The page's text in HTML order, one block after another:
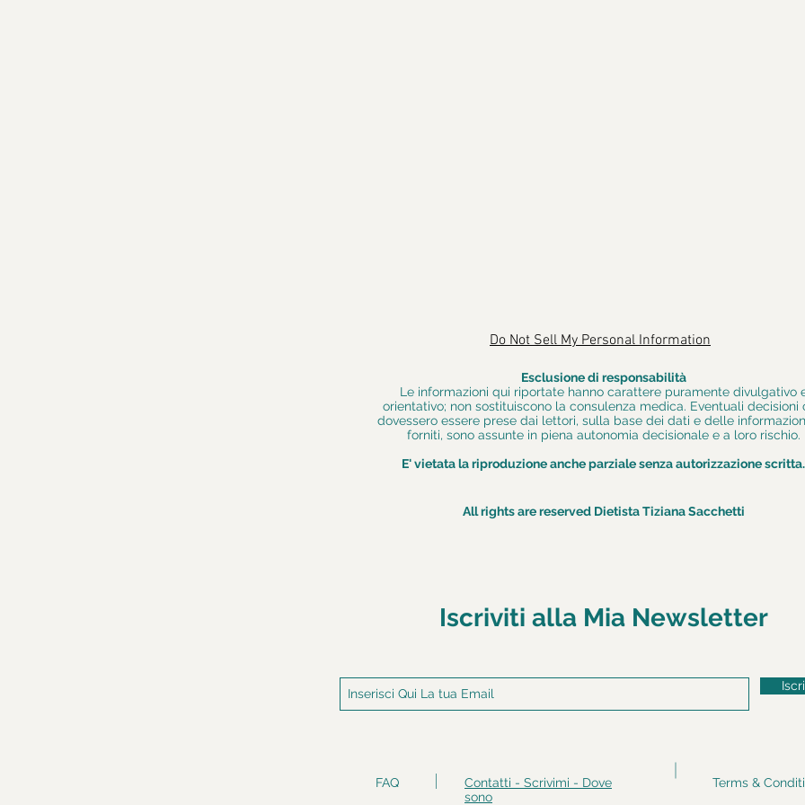
Do Not Sell My Personal Information
Esclusione di responsabilità
Le informazioni qui riportate hanno carattere puramente divulgativo
orientativo; non sostituiscono la consulenza medica. Eventuali decisioni
dovessero essere prese dai lettori, sulla base dei dati e delle
forniti, sono assunte in piena autonomia decisionale e a loro rischio.
E' vietata la riproduzione anche parziale senza autorizzazione scritta.
All rights are reserved Dietista Tiziana Sacchetti
Iscriviti alla Mia Newsletter
FAQ
Contatti - Scrivimi - Dove
sono
Terms &